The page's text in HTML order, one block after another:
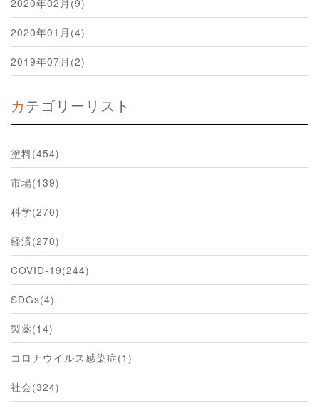
2020年01月(4)
2019年07月(2)
カテゴリーリスト
塗料(454)
市場(139)
科学(270)
経済(270)
COVID-19(244)
SDGs(4)
製薬(14)
コロナウイルス感染症(1)
社会(324)